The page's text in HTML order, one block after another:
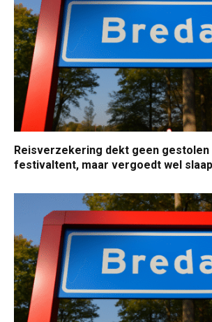
Reisverzekering dekt geen
festivaltent, maar vergoedt wel